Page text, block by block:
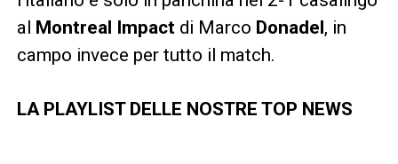
al
Montreal Impactdi Marco Donadel , in
campo invece per tutto il match.
LA PLAYLIST DELLE NOSTRE TOP NEWS